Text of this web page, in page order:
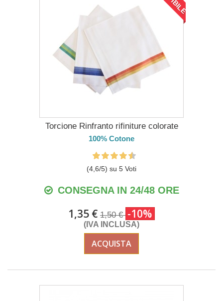
Torcione Rinfranto rifiniture colorate
100% Cotone
(4,6/5) su 5 Voti
CONSEGNA IN 24/48 ORE
1,35 € 1,50 € -10%
(IVA INCLUSA)
ACQUISTA